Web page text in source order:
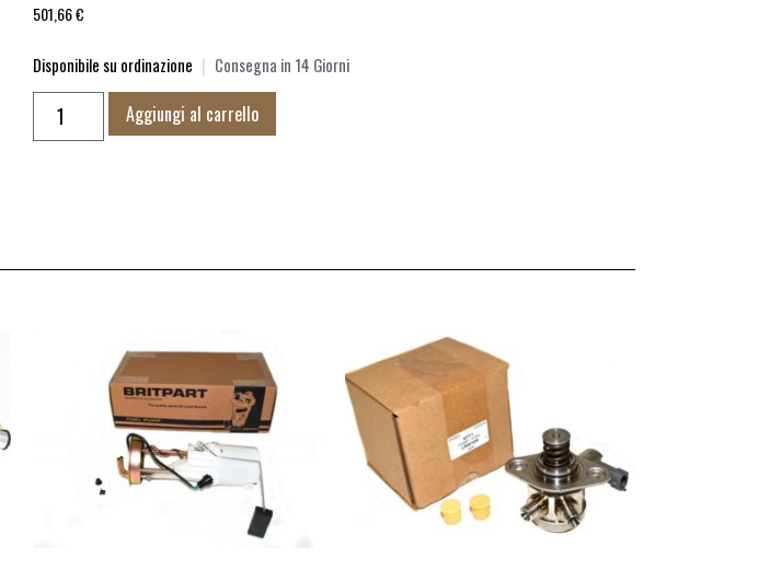
501,66€
Disponibile su ordinazione | Consegna in 14 Giorni
Aggiungi al carrello